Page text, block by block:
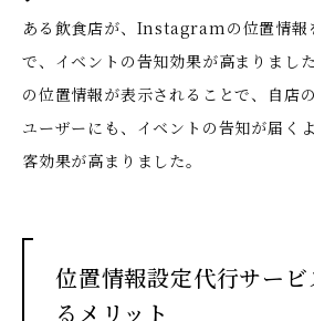
ある飲食店が、Instagramの位置情報
で、イベントの告知効果が高まりまし
の位置情報が表示されることで、自店
ユーザーにも、イベントの告知が届く
客効果が高まりました。
位置情報設定代行サー
るメリット